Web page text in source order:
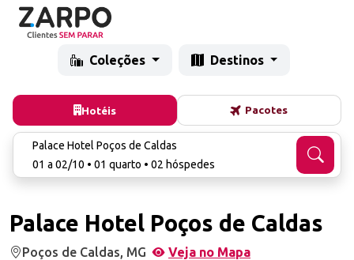
Coleções Destinos
Hotéis Pacotes
Palace Hotel Poços de Caldas
01 a 02/10 • 01 quarto • 02 hóspedes
Palace Hotel Poços de Caldas
Poços de Caldas, MG Veja no Mapa